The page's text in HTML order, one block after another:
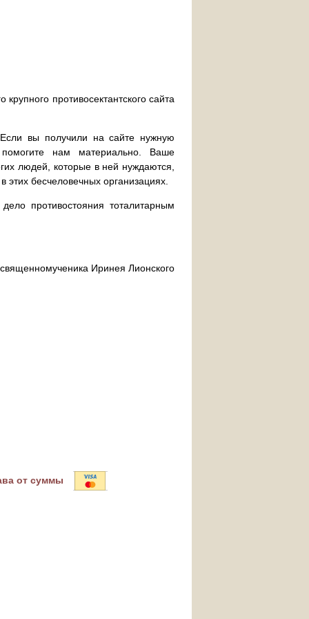
противосектантского сайта
вы получили на сайте нужную
нам материально. Ваше
людей, которые в ней нуждаются,
этих бесчеловечных организациях.
противостояния тоталитарным
Иринея Лионского
от суммы